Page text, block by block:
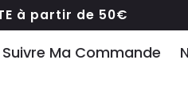
à partir de 50€
Suivre Ma Commande